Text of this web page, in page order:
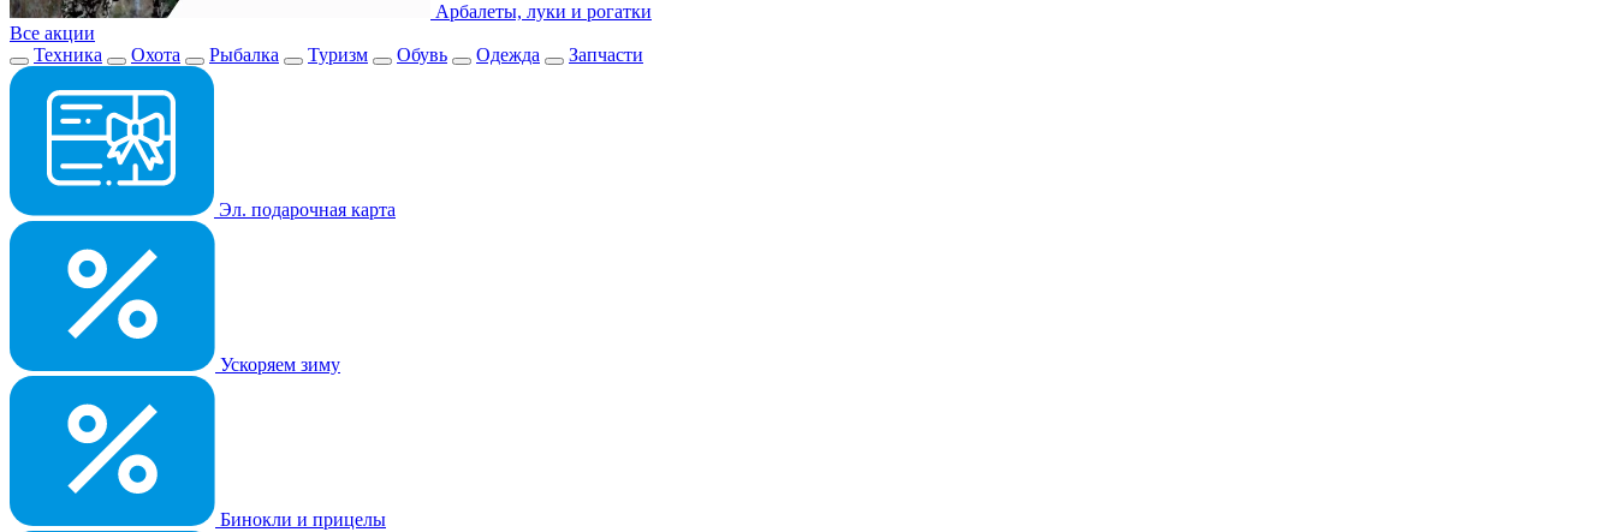
Арбалеты, луки и рогатки
Все акции
Техника
Охота Рыбалка Туризм Обувь Одежда Запчасти
Эл. подарочная карта
Ускоряем зиму
Бинокли и прицелы